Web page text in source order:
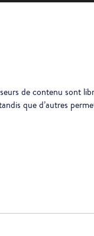
de contenu sont
que d’autres